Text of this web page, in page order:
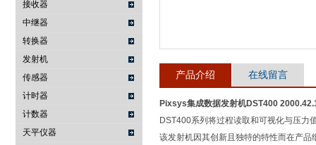
接收器
中继器
转换器
发射机
传感器
计时器
计数器
天平仪器
产品介绍 在线留言
Pixsys集成数据发射机DST400
DST400系列将过程读取和可视化与压力
该发射机因其创新且独特的特性而在产